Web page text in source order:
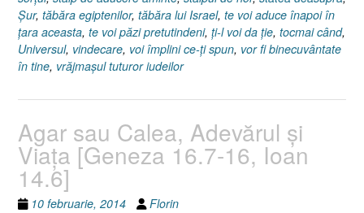
Şur, tăbăra egiptenilor, tăbăra lui Israel, te voi aduce înapoi în
ţara aceasta, te voi păzi pretutindeni, ţi-l voi da ţie, tocmai când,
Universul, vindecare, voi împlini ce-ţi spun, vor fi binecuvântate
în tine, vrăjmaşul tuturor iudeilor
Agar sau Calea, Adevărul şi
Viaţa [Geneza 16.7-16, Ioan
14.6]
10 februarie, 2014 Florin